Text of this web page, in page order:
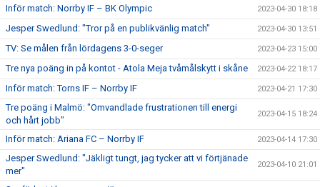
Inför match: Norrby IF – BK Olympic 2023-04-30 18:18
Jesper Swedlund: "Tror på en publikvänlig match" 2023-04-30 13:51
TV: Se målen från lördagens 3-0-seger 2023-04-23 15:00
Tre nya poäng in på kontot - Atola Meja tvåmålskytt i skåne 2023-04-22 18:17
Inför match: Torns IF – Norrby IF 2023-04-21 17:30
Tre poäng i Malmö: "Omvandlade frustrationen till energi
och hårt jobb"
2023-04-15 18:24
Inför match: Ariana FC – Norrby IF 2023-04-14 17:30
Jesper Swedlund: "Jäkligt tungt, jag tycker att vi förtjänade
mer"
2023-04-10 21:01